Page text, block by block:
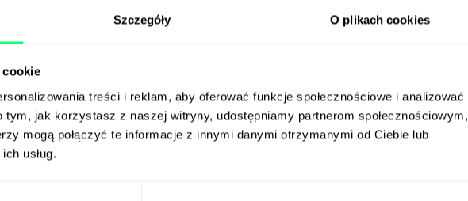
Szczegóły O plikach cookies
treści i reklam, aby oferować funkcje społecznościowe i analizować
jak korzystasz z naszej witryny, udostępniamy partnerom społecznościowym,
mogą połączyć te informacje z innymi danymi otrzymanymi od Ciebie lub
usług.